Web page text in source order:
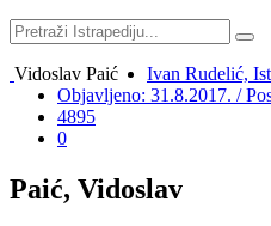
Vidoslav Paić
Ivan Rudelić,
Objavljeno: 31.8.2017. /
4895
0
Paić, Vidoslav